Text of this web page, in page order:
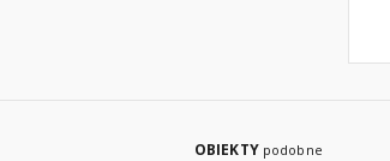
OBIEKTY podobne